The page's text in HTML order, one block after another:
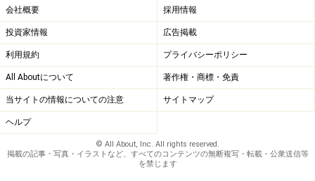
会社概要 採用情報
投資家情報 広告掲載
利用規約 プライバシーポリシー
All Aboutについて 著作権・商標・免責
当サイトの情報についての注意 サイトマップ
ヘルプ
© All About, Inc. All rights reserved.
掲載の記事・写真・イラストなど、すべてのコンテンツの無断複写・転載・公衆送信等
を禁じます